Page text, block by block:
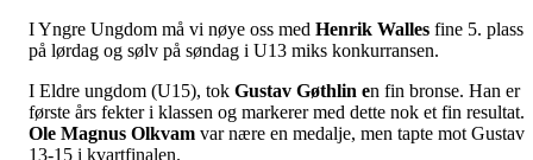
I Yngre Ungdom må vi nøye oss med Henrik Walles fine 5. plass
på lørdag og sølv på søndag i U13 miks konkurransen.
I Eldre ungdom (U15), tok Gustav Gøthlin en fin bronse. Han er
første års fekter i klassen og markerer med dette nok et fin resultat.
Ole Magnus Olkvam var nære en medalje, men tapte mot Gustav
13-15 i kvartfinalen.